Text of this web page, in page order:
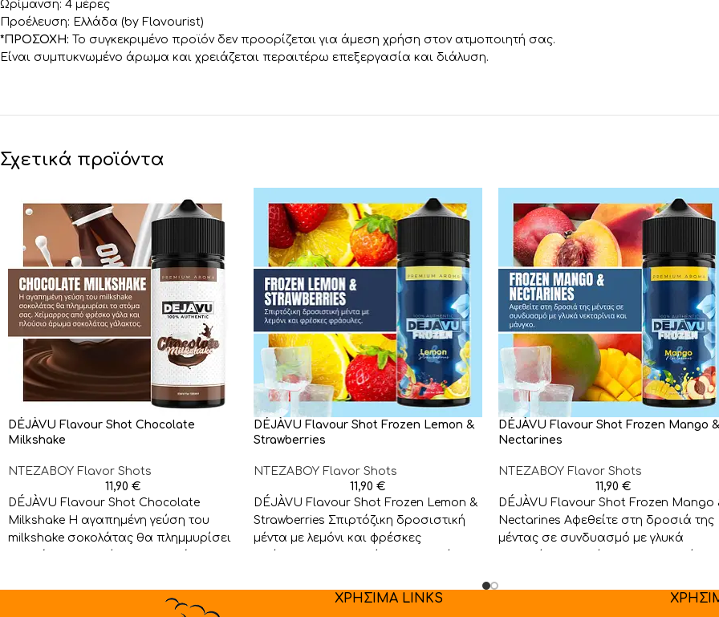
Ωρίμανση: 4 μέρες
Προέλευση: Ελλάδα (by Flavourist)
*ΠΡΟΣΟΧΗ: Το συγκεκριμένο προϊόν δεν προορίζεται για άμεση χρήση στον ατμοποιητή σας.
Είναι συμπυκνωμένο άρωμα και χρειάζεται περαιτέρω επεξεργασία και διάλυση.
Σχετικά προϊόντα
DÉJÀVU Flavour Shot Chocolate
Milkshake
NTEZABOY Flavor Shots
11,90 €
DÉJÀVU Flavour Shot Chocolate
Milkshake Η αγαπημένη γεύση του
milkshake σοκολάτας θα πλημμυρίσει
DÉJÀVU Flavour Shot Frozen Lemon &
Strawberries
NTEZABOY Flavor Shots
11,90€
DÉJÀVU Flavour Shot Frozen Lemon &
Strawberries Σπιρτόζικη δροσιστική
μέντα με λεμόνι και φρέσκες
DÉJÀVU Flavour Shot Frozen Mango &
Nectarines
NTEZABOY Flavor Shots
11,90 €
DÉJÀVU Flavour Shot Frozen Mango
Nectarines Αφεθείτε στη δροσιά της
μέντας σε συνδυασμό με γλυκά
ΧΡΗΣΙΜΑ LINKS